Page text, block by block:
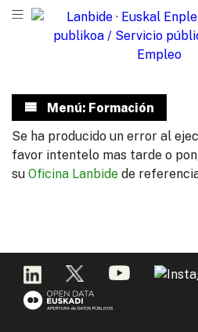
Menú: Formación
Se ha producido un error al
favor intentelo mas tarde o
su Oficina Lanbide de